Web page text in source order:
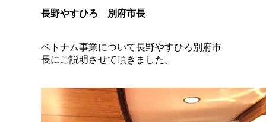
長野やすひろ 別府市長
ベトナム事業について長野やすひろ別府市
長にご説明させて頂きました。